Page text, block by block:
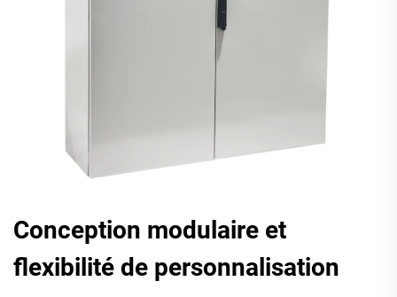
Conception modulaire et
flexibilité de personnalisation